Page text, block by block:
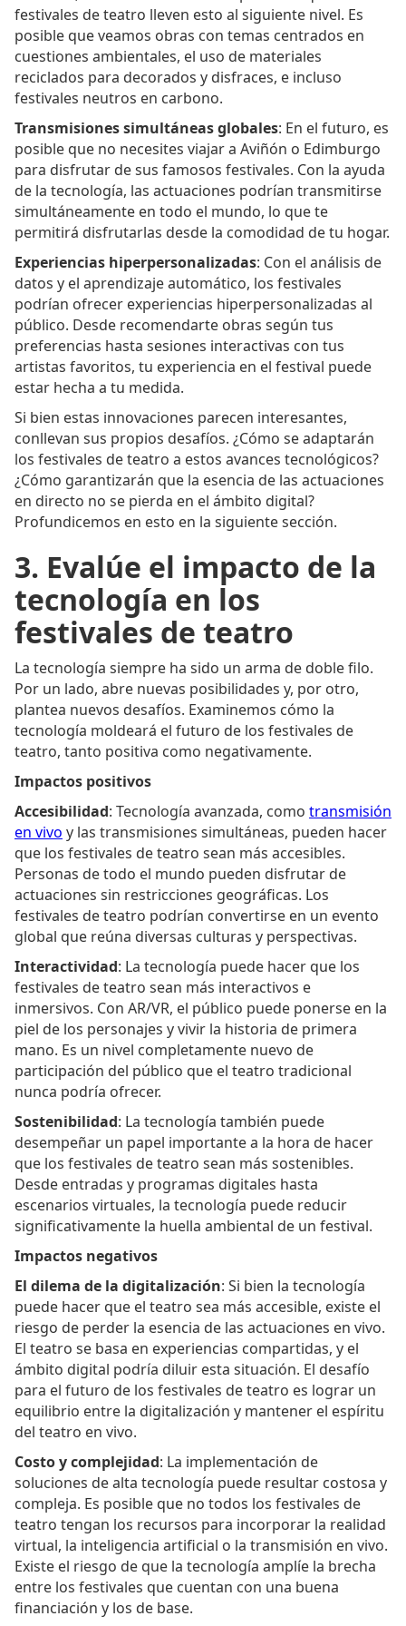
festivales de teatro lleven esto al siguiente nivel. Es
posible que veamos obras con temas centrados en
cuestiones ambientales, el uso de materiales
reciclados para decorados y disfraces, e incluso
festivales neutros en carbono.
Transmisiones simultáneas globales: En el futuro, es
posible que no necesites viajar a Aviñón o Edimburgo
para disfrutar de sus famosos festivales. Con la ayuda
de la tecnología, las actuaciones podrían transmitirse
simultáneamente en todo el mundo, lo que te
permitirá disfrutarlas desde la comodidad de tu hogar.
Experiencias hiperpersonalizadas: Con el análisis de
datos y el aprendizaje automático, los festivales
podrían ofrecer experiencias hiperpersonalizadas al
público. Desde recomendarte obras según tus
preferencias hasta sesiones interactivas con tus
artistas favoritos, tu experiencia en el festival puede
estar hecha a tu medida.
Si bien estas innovaciones parecen interesantes,
conllevan sus propios desafíos. ¿Cómo se adaptarán
los festivales de teatro a estos avances tecnológicos?
¿Cómo garantizarán que la esencia de las actuaciones
en directo no se pierda en el ámbito digital?
Profundicemos en esto en la siguiente sección.
3. Evalúe el impacto de la
tecnología en los
festivales de teatro
La tecnología siempre ha sido un arma de doble filo.
Por un lado, abre nuevas posibilidades y, por otro,
plantea nuevos desafíos. Examinemos cómo la
tecnología moldeará el futuro de los festivales de
teatro, tanto positiva como negativamente.
Impactos positivos
Accesibilidad: Tecnología avanzada, como transmisión
en vivo y las transmisiones simultáneas, pueden hacer
que los festivales de teatro sean más accesibles.
Personas de todo el mundo pueden disfrutar de
actuaciones sin restricciones geográficas. Los
festivales de teatro podrían convertirse en un evento
global que reúna diversas culturas y perspectivas.
Interactividad: La tecnología puede hacer que los
festivales de teatro sean más interactivos e
inmersivos. Con AR/VR, el público puede ponerse en la
piel de los personajes y vivir la historia de primera
mano. Es un nivel completamente nuevo de
participación del público que el teatro tradicional
nunca podría ofrecer.
Sostenibilidad: La tecnología también puede
desempeñar un papel importante a la hora de hacer
que los festivales de teatro sean más sostenibles.
Desde entradas y programas digitales hasta
escenarios virtuales, la tecnología puede reducir
significativamente la huella ambiental de un festival.
Impactos negativos
El dilema de la digitalización: Si bien la tecnología
puede hacer que el teatro sea más accesible, existe el
riesgo de perder la esencia de las actuaciones en vivo.
El teatro se basa en experiencias compartidas, y el
ámbito digital podría diluir esta situación. El desafío
para el futuro de los festivales de teatro es lograr un
equilibrio entre la digitalización y mantener el espíritu
del teatro en vivo.
Costo y complejidad: La implementación de
soluciones de alta tecnología puede resultar costosa y
compleja. Es posible que no todos los festivales de
teatro tengan los recursos para incorporar la realidad
virtual, la inteligencia artificial o la transmisión en vivo.
Existe el riesgo de que la tecnología amplíe la brecha
entre los festivales que cuentan con una buena
financiación y los de base.